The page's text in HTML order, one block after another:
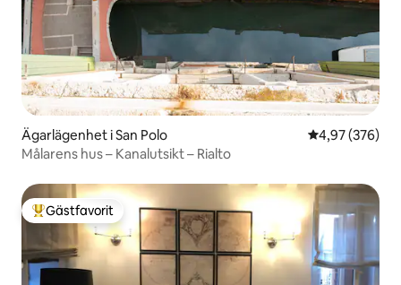
Ägarlägenhet i San Polo 4,97 av 5 i
4,97 (376)
Målarens hus – Kanalutsikt – Rialto
Populär gästfavorit
Gästfavorit